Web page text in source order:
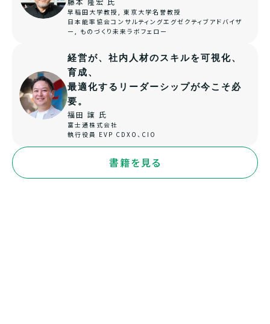
早稲田大学教授, 東京大学名誉教授
日本能率協会コンサルティングエグゼクティブアドバイザ
ー, ものづくり未来ラボフェロー
経営が、社内人材のスキルを可視化、
育成、
最適化するリーダーシップが今こそ必
要。
福田 譲 氏
富士通株式会社
執行役員 EVP CDXO、CIO
書籍を見る